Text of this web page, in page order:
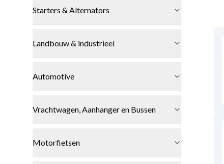
Starters & Alternators
Landbouw & industrieel
Automotive
Vrachtwagen, Aanhanger en Bussen
Motorfietsen